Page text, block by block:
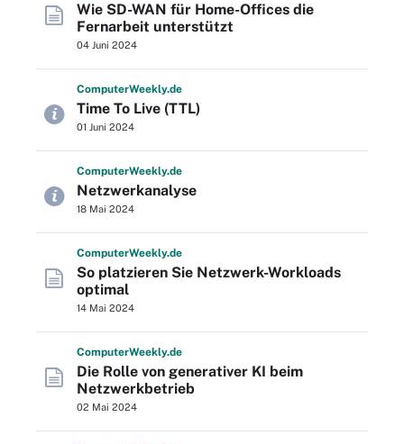
Wie SD-WAN für Home-Offices die
Fernarbeit unterstützt
04 Juni 2024
ComputerWeekly.de
Time To Live (TTL)
01 Juni 2024
ComputerWeekly.de
Netzwerkanalyse
18 Mai 2024
ComputerWeekly.de
So platzieren Sie Netzwerk-Workloads
optimal
14 Mai 2024
ComputerWeekly.de
Die Rolle von generativer KI beim
Netzwerkbetrieb
02 Mai 2024